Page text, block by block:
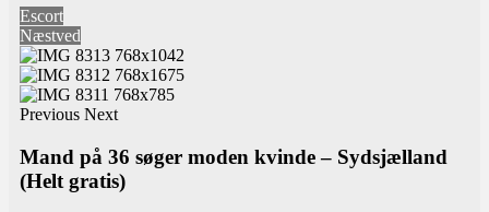
Escort
Næstved
Previous Next
Mand på 36 søger moden kvinde – Sydsjælland
(Helt gratis)